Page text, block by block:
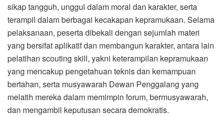
sikap tangguh, unggul dalam moral dan karakter, serta
terampil dalam berbagai kecakapan kepramukaan. Selama
pelaksanaan, peserta dibekali dengan sejumlah materi
yang bersifat aplikatif dan membangun karakter, antara lain
pelatihan scouting skill, yakni keterampilan kepramukaan
yang mencakup pengetahuan teknis dan kemampuan
bertahan, serta musyawarah Dewan Penggalang yang
melatih mereka dalam memimpin forum, bermusyawarah,
dan mengambil keputusan secara demokratis.